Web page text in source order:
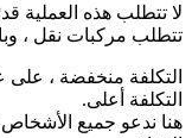
لا تتطلب هذه العملية
تتطلب مركبات نقل ،
التكلفة منخفضة ،
التكلفة أعلى.
هنا ندعو جميع الأشخاص